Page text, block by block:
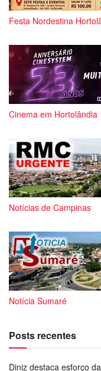
Festa Nordestina
Cinema em Hortolândia
Notícias de Campinas
Notícia Sumaré
Posts recentes
Diniz destaca esforço